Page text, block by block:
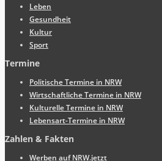
Leben
Gesundheit
Kultur
Sport
Termine
Politische Termine in NRW
Wirtschaftliche Termine in NRW
Kulturelle Termine in NRW
Lebensart-Termine in NRW
Zahlen & Fakten
Werben auf NRW.jetzt